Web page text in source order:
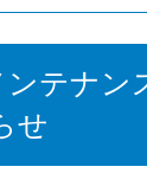
テナン
せ